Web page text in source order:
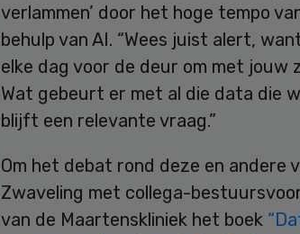
verlammen’ door het hoge tempo
behulp van AI. “Wees juist alert,
elke dag voor de deur om met jouw
Wat gebeurt er met al die data die
blijft een relevante vraag.”
Om het debat rond deze en andere
Zwaveling met collega-
van de Maartenskliniek het boek